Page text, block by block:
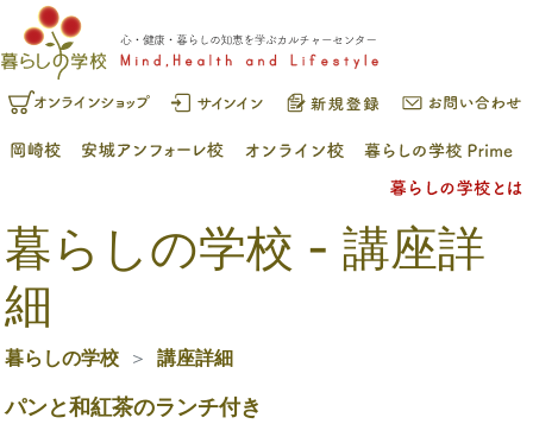
暮らしの学校 - 講座詳
細
暮らしの学校 講座詳細
パンと和紅茶のランチ付き